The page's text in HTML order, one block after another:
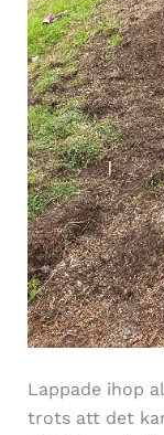
Lappade ihop
trots att det